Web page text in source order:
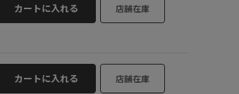
カートに入れる 店舗在庫
カートに入れる 店舗在庫